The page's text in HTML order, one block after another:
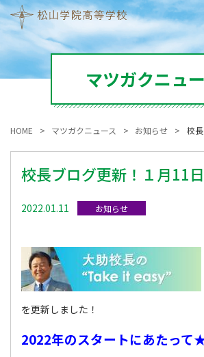
マツガクニュ
HOME マツガクニュース お知らせ
校長ブログ更新！１月11日
2022.01.11 お知らせ
を更新しました！
2022年のスタートにあたって